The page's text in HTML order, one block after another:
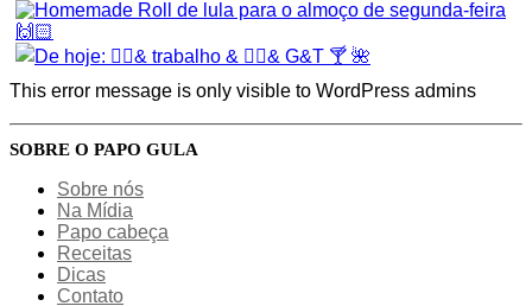
This error message is only visible to WordPress admins
SOBRE O PAPO GULA
Sobre nós
Na Mídia
Papo cabeça
Receitas
Dicas
Contato